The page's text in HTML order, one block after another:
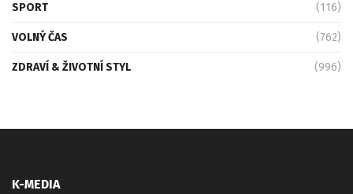
SPORT (116)
VOLNÝ ČAS (762)
ZDRAVÍ & ŽIVOTNÍ STYL (996)
K-MEDIA